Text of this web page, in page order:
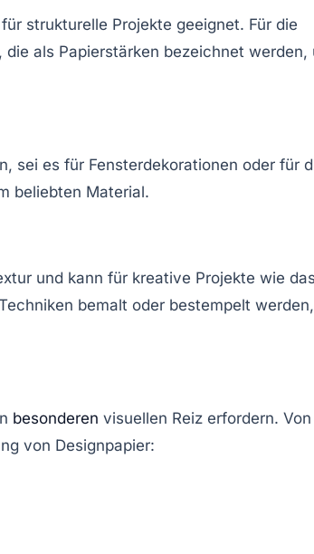
strukturelle Projekte geeignet. Für die
die als Papierstärken bezeichnet werden,
sei es für Fensterdekorationen oder für
beliebten Material.
und kann für kreative Projekte wie
bemalt oder bestempelt werden,
besonderen visuellen Reiz erfordern. Von
von Designpapier: